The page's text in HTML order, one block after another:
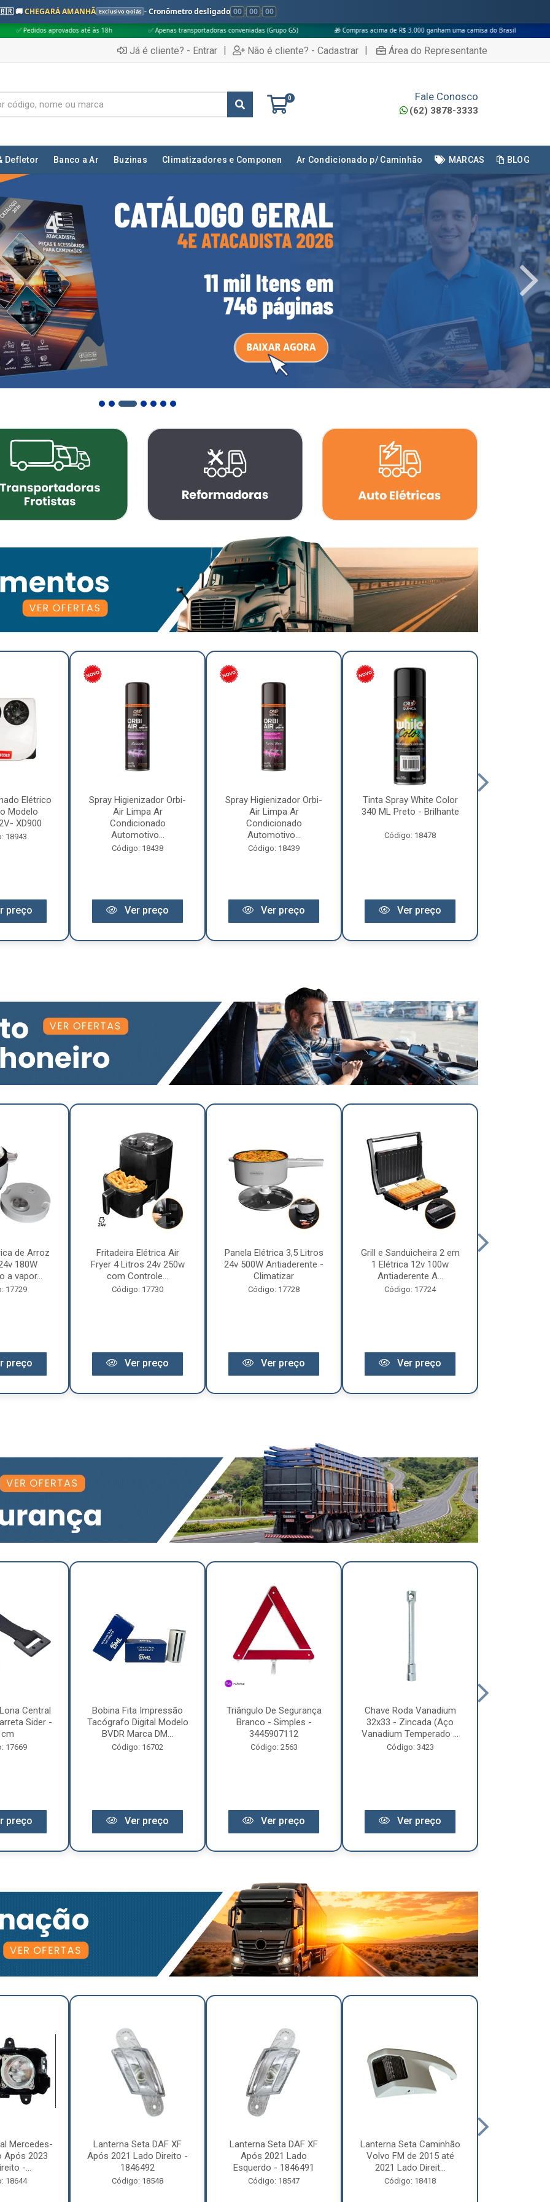
🚚CHEGARÁ AMANHÃ Exclusivo Goiás - Cronômetro desligado 00 : 00 : 00
às 18h ✅ Apenas transportadoras conveniadas (Grupo G5) 🎁 Compras acima de R$ 3.000 ganham uma camisa do Brasil
Já é cliente? - Entrar | Não é cliente? - Cadastrar | Área do Representante
0 Fale Conosco
(62) 3878-3333
Defletor Banco a Ar Buzinas Climatizadores e Componen Ar Condicionado p/ Caminhão MARCAS BLOG
Elétrico
Modelo
XD900
18943
preço
Spray Higienizador Orbi-
Air Limpa Ar
Condicionado
Automotivo...
Código: 18438
Ver preço
Spray Higienizador Orbi-
Air Limpa Ar
Condicionado
Automotivo...
Código: 18439
Ver preço
Tinta Spray White Color
340 ML Preto - Brilhante
Código: 18478
Ver preço
de Arroz
180W
a vapor...
17729
preço
Fritadeira Elétrica Air
Fryer 4 Litros 24v 250w
com Controle...
Código: 17730
Ver preço
Panela Elétrica 3,5 Litros
24v 500W Antiaderente -
Climatizar
Código: 17728
Ver preço
Grill e Sanduicheira 2 em
1 Elétrica 12v 100w
Antiaderente A...
Código: 17724
Ver preço
Central
Sider -
17669
preço
Bobina Fita Impressão
Tacógrafo Digital Modelo
BVDR Marca DM...
Código: 16702
Ver preço
Triângulo De Segurança
Branco - Simples -
3445907112
Código: 2563
Ver preço
Chave Roda Vanadium
32x33 - Zincada (Aço
Vanadium Temperado ...
Código: 3423
Ver preço
Mercedes-
Após 2023
-...
18644
Lanterna Seta DAF XF
Após 2021 Lado Direito -
1846492
Código: 18548
Lanterna Seta DAF XF
Após 2021 Lado
Esquerdo - 1846491
Código: 18547
Lanterna Seta Caminhão
Volvo FM de 2015 até
2021 Lado Direit...
Código: 18418